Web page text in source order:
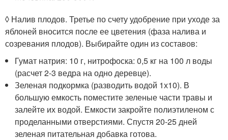
◊ Налив плодов. Третье по счету удобрение при уходе за
яблоней вносится после ее цветения (фаза налива и
созревания плодов). Выбирайте один из составов:
Гумат натрия: 10 г, нитрофоска: 0,5 кг на 100 л воды
(расчет 2-3 ведра на одно деревце).
Зеленая подкормка (разводить водой 1х10). В
большую емкость поместите зеленые части травы и
залейте их водой. Емкости закройте полиэтиленом с
проделанными отверстиями. Спустя 20-25 дней
зеленая питательная добавка готова.